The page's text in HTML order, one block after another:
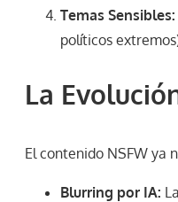
Temas Sensibles:
políticos
La
El contenido NSFW ya
Blurring por IA: